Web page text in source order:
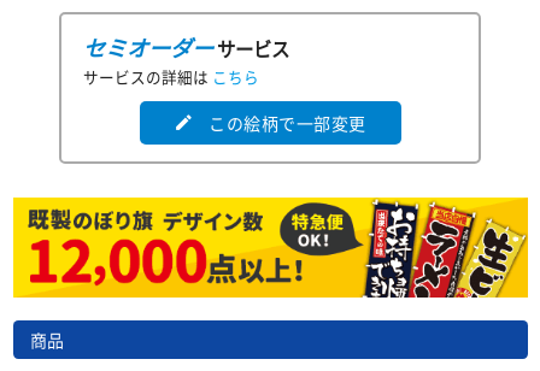
セミオーダーサービス
サービスの詳細は こちら
edit この絵柄で一部変更
商品